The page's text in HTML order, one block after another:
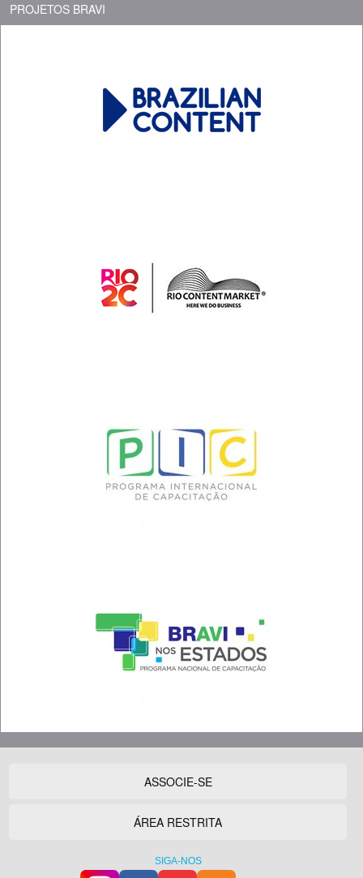
PROJETOS BRAVI
ASSOCIE-SE
ÁREA RESTRITA
SIGA-NOS